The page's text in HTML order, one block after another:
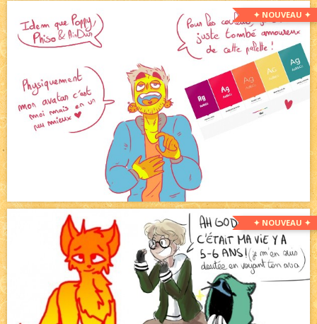
✦ NOUVEAU ✦
✦ NOUVEAU ✦